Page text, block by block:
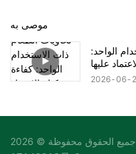
موصى به
الواحد:
عليها
2026 06